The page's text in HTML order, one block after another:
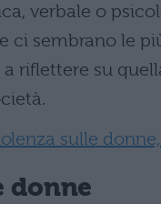
verbale o
ci sembrano le
riflettere su
sulle
donne